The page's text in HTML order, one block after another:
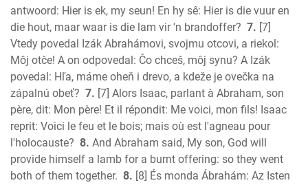
antwoord: Hier is ek, my seun! En hy sê: Hier is die vuur en
die hout, maar waar is die lam vir 'n brandoffer? 7. [7]
Vtedy povedal Izák Abrahámovi, svojmu otcovi, a riekol:
Môj otče! A on odpovedal: Čo chceš, môj synu? A Izák
povedal: Hľa, máme oheň i drevo, a kdeže je ovečka na
zápalnú obeť? 7. [7] Alors Isaac, parlant à Abraham, son
père, dit: Mon père! Et il répondit: Me voici, mon fils! Isaac
reprit: Voici le feu et le bois; mais où est l'agneau pour
l'holocauste? 8. And Abraham said, My son, God will
provide himself a lamb for a burnt offering: so they went
both of them together. 8. [8] És monda Ábrahám: Az Isten